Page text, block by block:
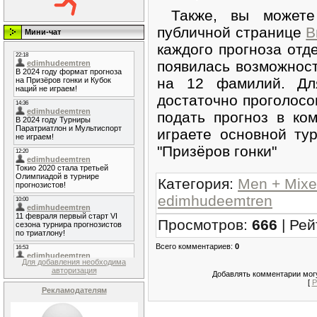
Мини-чат
Для добавления необходима
авторизация
Рекламодателям
Также, вы
публичной странице
каждого прогноза
появилась
на 12 фамилий.
достаточно
подать прогноз в
играете основной
"Призёров гонки"
Категория: Men +
edimhudeemtren
Просмотров: 666 |
Всего комментариев: 0
Добавлять комментарии
[